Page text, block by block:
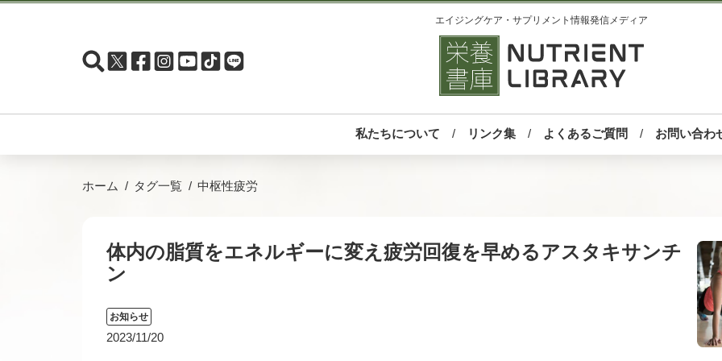
エイジングケア・サプリメント情報発信メディア
私たちについて リンク集 よくあるご質問 お問い合わ
ホーム タグ一覧 中枢性疲労
体内の脂質をエネルギーに変え疲労回復を早めるアスタキサンチ
ン
お知らせ
2023/11/20